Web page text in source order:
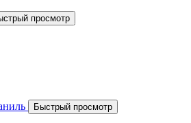
просмотр
Быстрый просмотр